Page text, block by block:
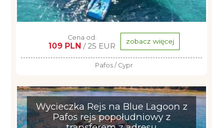
Cena od:
109 PLN / 25 EUR zobacz więcej
Pafos / Cypr
Wycieczka Rejs na Blue Lagoon z
Pafos rejs popołudniowy z